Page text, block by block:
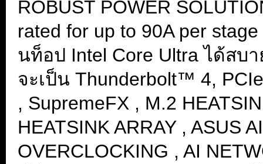
ROBUST POWER
rated for up to 90A per
นท็อป Intel Core Ultra ได้สบ
จะเป็น Thunderbolt™ 4,
, SupremeFX , M.2
HEATSINK ARRAY , ASUS
OVERCLOCKING , AI